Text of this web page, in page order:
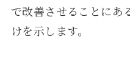
で改善させることにあ
けを示します。